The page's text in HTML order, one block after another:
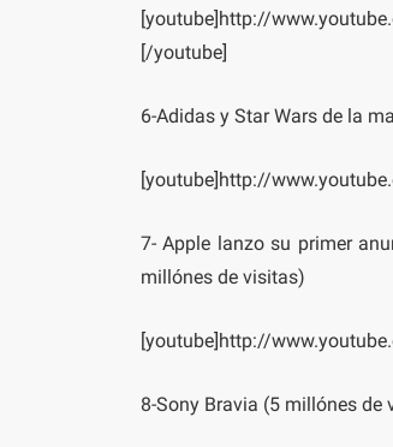
[youtube]http://
[/youtube]
6-Adidas y Star Wars de la
[youtube]http://
7- Apple lanzo su primer
millónes de visitas)
[youtube]http://
8-Sony Bravia (5 millónes de